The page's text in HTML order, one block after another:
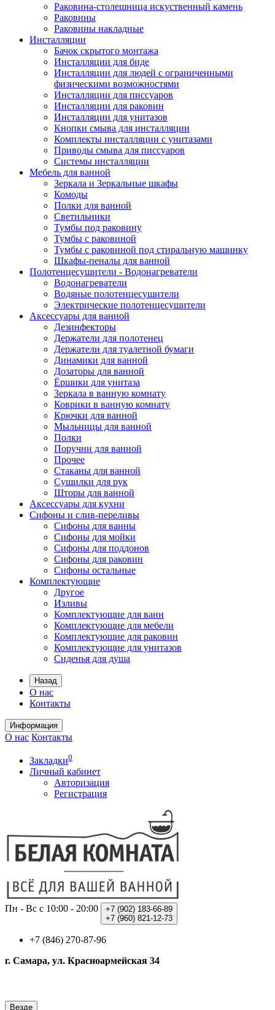
Раковина-столешница искуственный камень
Раковины
Раковины накладные
Инсталляции
Бачок скрытого монтажа
Инсталляции для биде
Инсталляции для людей с ограниченными
физическими возможностями
Инсталляции для писсуаров
Инсталляции для раковин
Инсталляции для унитазов
Кнопки смыва для инсталляции
Комплекты инсталляции с унитазами
Приводы смыва для писсуаров
Системы инсталляции
Мебель для ванной
Зеркала и Зеркальные шкафы
Комоды
Полки для ванной
Светильники
Тумбы под раковину
Тумбы с раковиной
Тумбы с раковиной под стиральную машинку
Шкафы-пеналы для ванной
Полотенцесушители - Водонагреватели
Водонагреватели
Водяные полотенцесушители
Электрические полотенцесушители
Аксессуары для ванной
Дезинфекторы
Держатели для полотенец
Держатели для туалетной бумаги
Динамики для ванной
Дозаторы для ванной
Ёршики для унитаза
Зеркала в ванную комнату
Коврики в ванную комнату
Крючки для ванной
Мыльницы для ванной
Полки
Поручни для ванной
Прочее
Стаканы для ванной
Сушилки для рук
Шторы для ванной
Аксессуары для кухни
Сифоны и слив-переливы
Сифоны для ванны
Сифоны для мойки
Сифоны для поддонов
Сифоны для раковин
Сифоны остальные
Комплектующие
Другое
Изливы
Комплектующие для ванн
Комплектующие для мебели
Комплектующие для раковин
Комплектующие для унитазов
Сиденья для душа
Назад
О нас
Контакты
Информация
О нас Контакты
Закладки0
Личный кабинет
Авторизация
Регистрация
Пн - Вс с 10:00 - 20:00 +7 (902) 183-66-89
+7 (960) 821-12-73
+7 (846) 270-87-96
г. Самара, ул. Красноармейская 34
Везде